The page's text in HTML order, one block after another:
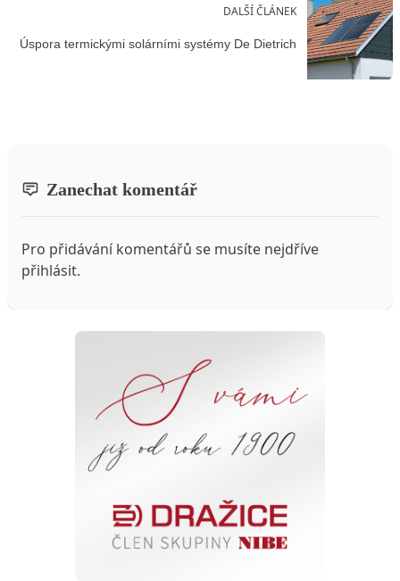
DALŠÍ ČLÁNEK
Úspora termickými solárními systémy De Dietrich
Zanechat komentář
Pro přidávání komentářů se musíte nejdříve
přihlásit.